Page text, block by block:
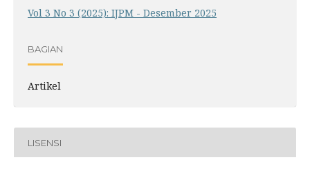
Vol 3 No 3 (2025): IJPM - Desember 2025
BAGIAN
Artikel
LISENSI